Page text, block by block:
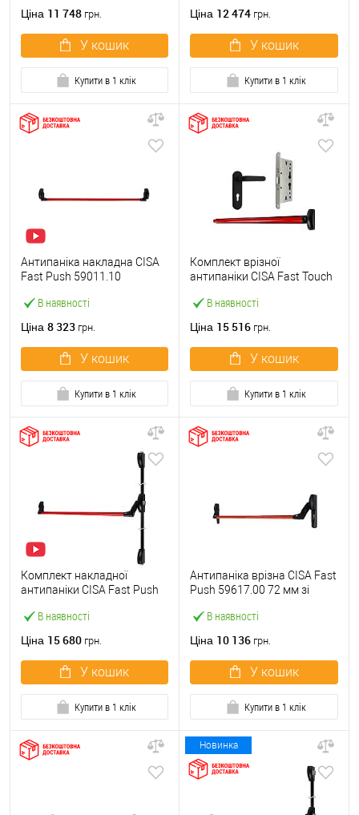
Ціна 11 748 грн.
У кошик
Купити в 1 клік
Ціна 12 474 грн.
У кошик
Купити в 1 клік
В наявності
Антипаніка накладна CISA
Fast Push 59011.10
штангою 1200 мм червона
Ціна 8 323 грн.
У кошик
Купити в 1 клік
В наявності
Комплект врізної
антипаніки CISA Fast Touch
із замком та ручкою
Ціна 15 516 грн.
У кошик
Купити в 1 клік
В наявності
Комплект накладної
антипаніки CISA Fast Push
точковий вверх-вниз
Ціна 15 680 грн.
У кошик
Купити в 1 клік
В наявності
Антипаніка врізна CISA Fast
Push 59617.00 72 мм зі
Ціна 10 136 грн.
У кошик
Купити в 1 клік
Новинка